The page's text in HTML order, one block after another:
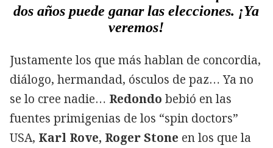
dos años puede ganar las elecciones. ¡Ya
veremos!
Justamente los que más hablan de concordia,
diálogo, hermandad, ósculos de paz… Ya no
se lo cree nadie… Redondo bebió en las
fuentes primigenias de los “spin doctors”
USA, Karl Rove, Roger Stone en los que la